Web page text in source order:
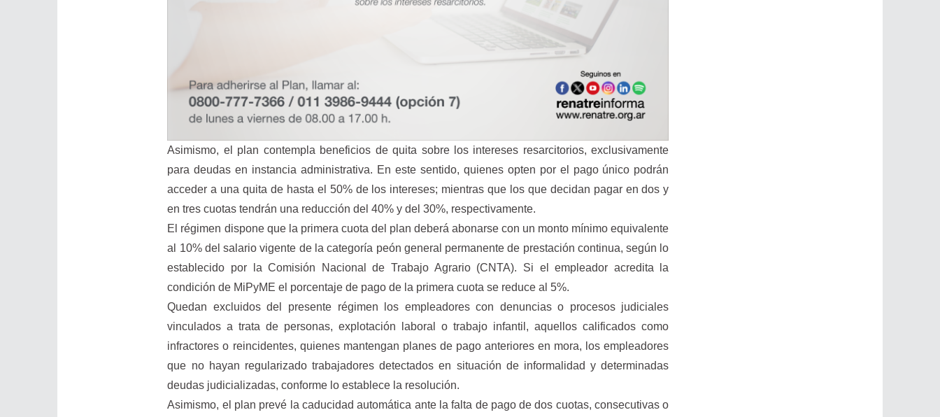
Asimismo, el plan contempla beneficios de quita sobre los intereses resarcitorios, exclusivamente
para deudas en instancia administrativa. En este sentido, quienes opten por el pago único podrán
acceder a una quita de hasta el 50% de los intereses; mientras que los que decidan pagar en dos y
en tres cuotas tendrán una reducción del 40% y del 30%, respectivamente.
El régimen dispone que la primera cuota del plan deberá abonarse con un monto mínimo equivalente
al 10% del salario vigente de la categoría peón general permanente de prestación continua, según lo
establecido por la Comisión Nacional de Trabajo Agrario (CNTA). Si el empleador acredita la
condición de MiPyME el porcentaje de pago de la primera cuota se reduce al 5%.
Quedan excluidos del presente régimen los empleadores con denuncias o procesos judiciales
vinculados a trata de personas, explotación laboral o trabajo infantil, aquellos calificados como
infractores o reincidentes, quienes mantengan planes de pago anteriores en mora, los empleadores
que no hayan regularizado trabajadores detectados en situación de informalidad y determinadas
deudas judicializadas, conforme lo establece la resolución.
Asimismo, el plan prevé la caducidad automática ante la falta de pago de dos cuotas, consecutivas o